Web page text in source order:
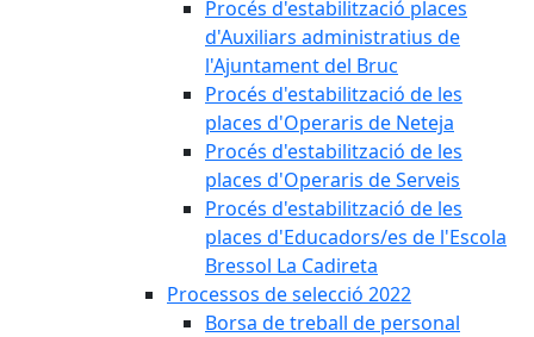
Procés d'estabilització places
d'Auxiliars administratius de
l'Ajuntament del Bruc
Procés d'estabilització de les
places d'Operaris de Neteja
Procés d'estabilització de les
places d'Operaris de Serveis
Procés d'estabilització de les
places d'Educadors/es de l'Escola
Bressol La Cadireta
Processos de selecció 2022
Borsa de treball de personal